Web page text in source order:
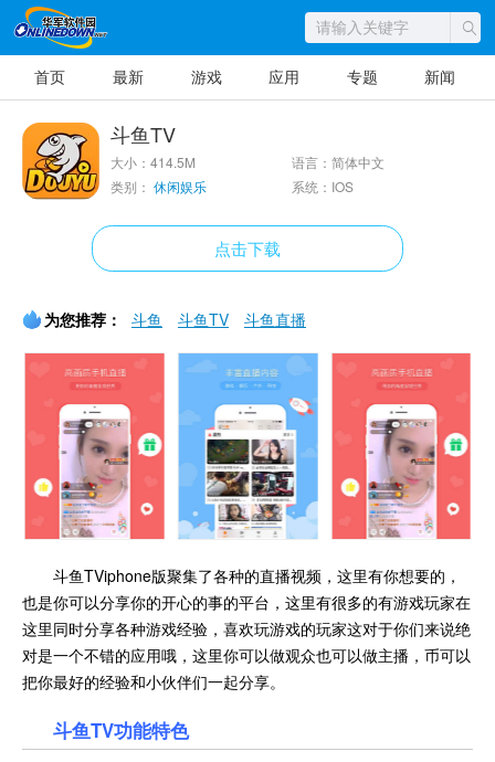
首页 最新 游戏 应用 专题 新闻
斗鱼TV
大小：414.5M
语言：简体中文
类别： 休闲娱乐 系统：IOS
点击下载
为您推荐： 斗鱼 斗鱼TV 斗鱼直播
斗鱼TViphone版聚集了各种的直播视频，这里有你想要的，
也是你可以分享你的开心的事的平台，这里有很多的有游戏玩家在
这里同时分享各种游戏经验，喜欢玩游戏的玩家这对于你们来说绝
对是一个不错的应用哦，这里你可以做观众也可以做主播，币可以
把你最好的经验和小伙伴们一起分享。
斗鱼TV功能特色